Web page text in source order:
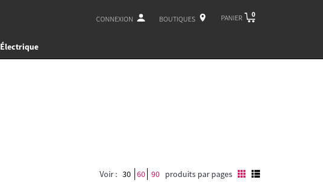
CONNEXION BOUTIQUES PANIER 0
Électrique
Voir : 30 60 90 produits par pages